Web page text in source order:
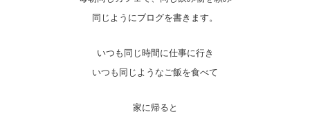
同じようにブログを書きます。
いつも同じ時間に仕事に行き
いつも同じようなご飯を食べて
家に帰ると